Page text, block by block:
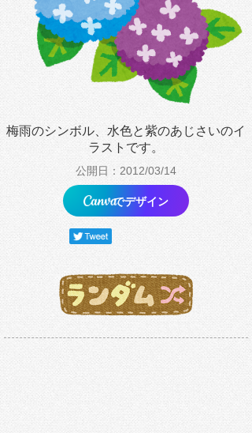
梅雨のシンボル、水色と紫のあじさいのイ
ラストです。
公開日：2012/03/14
でデザイン